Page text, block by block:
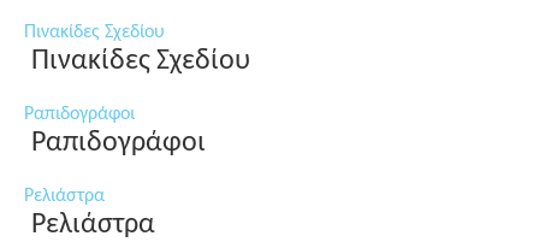
Πινακίδες Σχεδίου
Πινακίδες Σχεδίου
Ραπιδογράφοι
Ραπιδογράφοι
Ρελιάστρα
Ρελιάστρα